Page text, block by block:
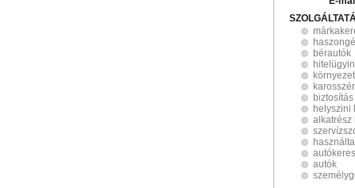
bérautók
helyszini
alkatrész
autók